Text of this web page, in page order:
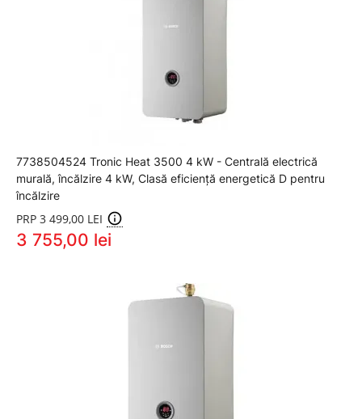
7738504524 Tronic Heat 3500 4 kW - Centrală electrică
murală, încălzire 4 kW, Clasă eficiență energetică D pentru
încălzire
PRP 3 499,00 LEI
3 755,00 lei